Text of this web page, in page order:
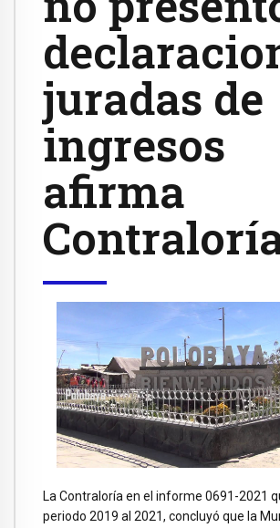
juradas de
ingresos
afirma
La Contraloría en el informe 0691-2021
periodo 2019 al 2021, concluyó que la